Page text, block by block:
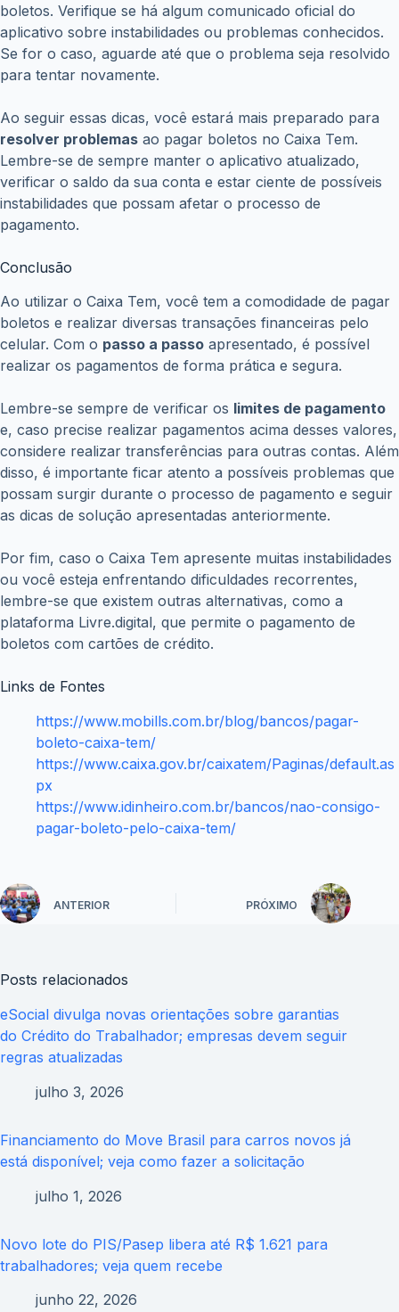
boletos. Verifique se há algum comunicado oficial do
aplicativo sobre instabilidades ou problemas conhecidos.
Se for o caso, aguarde até que o problema seja resolvido
para tentar novamente.
Ao seguir essas dicas, você estará mais preparado para
resolver problemas ao pagar boletos no Caixa Tem.
Lembre-se de sempre manter o aplicativo atualizado,
verificar o saldo da sua conta e estar ciente de possíveis
instabilidades que possam afetar o processo de
pagamento.
Conclusão
Ao utilizar o Caixa Tem, você tem a comodidade de pagar
boletos e realizar diversas transações financeiras pelo
celular. Com o passo a passo apresentado, é possível
realizar os pagamentos de forma prática e segura.
Lembre-se sempre de verificar os limites de pagamento
e, caso precise realizar pagamentos acima desses valores,
considere realizar transferências para outras contas. Além
disso, é importante ficar atento a possíveis problemas que
possam surgir durante o processo de pagamento e seguir
as dicas de solução apresentadas anteriormente.
Por fim, caso o Caixa Tem apresente muitas instabilidades
ou você esteja enfrentando dificuldades recorrentes,
lembre-se que existem outras alternativas, como a
plataforma Livre.digital, que permite o pagamento de
boletos com cartões de crédito.
Links de Fontes
https://www.mobills.com.br/blog/bancos/pagar-
boleto-caixa-tem/
https://www.caixa.gov.br/caixatem/Paginas/default.as
px
https://www.idinheiro.com.br/bancos/nao-consigo-
pagar-boleto-pelo-caixa-tem/
ANTERIOR PRÓXIMO
Posts relacionados
eSocial divulga novas orientações sobre garantias
do Crédito do Trabalhador; empresas devem seguir
regras atualizadas
julho 3, 2026
Financiamento do Move Brasil para carros novos já
está disponível; veja como fazer a solicitação
julho 1, 2026
Novo lote do PIS/Pasep libera até R$ 1.621 para
trabalhadores; veja quem recebe
junho 22, 2026